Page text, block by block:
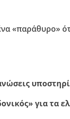
«παράθυρο»
για τα